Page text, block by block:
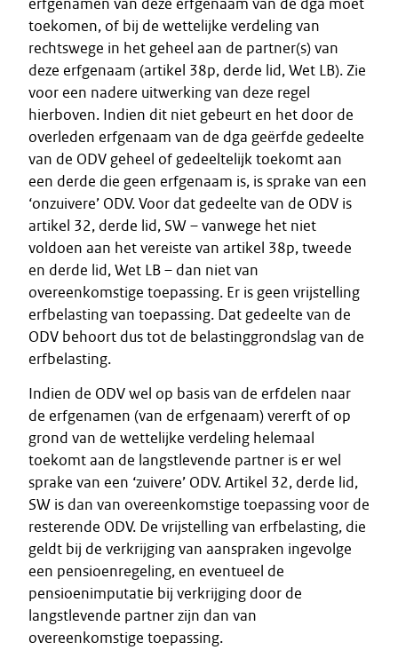
erfgenamen van deze erfgenaam van de dga moet
toekomen, of bij de wettelijke verdeling van
rechtswege in het geheel aan de partner(s) van
deze erfgenaam (artikel 38p, derde lid, Wet LB). Zie
voor een nadere uitwerking van deze regel
hierboven. Indien dit niet gebeurt en het door de
overleden erfgenaam van de dga geërfde gedeelte
van de ODV geheel of gedeeltelijk toekomt aan
een derde die geen erfgenaam is, is sprake van een
‘onzuivere’ ODV. Voor dat gedeelte van de ODV is
artikel 32, derde lid, SW – vanwege het niet
voldoen aan het vereiste van artikel 38p, tweede
en derde lid, Wet LB – dan niet van
overeenkomstige toepassing. Er is geen vrijstelling
erfbelasting van toepassing. Dat gedeelte van de
ODV behoort dus tot de belastinggrondslag van de
erfbelasting.
Indien de ODV wel op basis van de erfdelen naar
de erfgenamen (van de erfgenaam) vererft of op
grond van de wettelijke verdeling helemaal
toekomt aan de langstlevende partner is er wel
sprake van een ‘zuivere’ ODV. Artikel 32, derde lid,
SW is dan van overeenkomstige toepassing voor de
resterende ODV. De vrijstelling van erfbelasting, die
geldt bij de verkrijging van aanspraken ingevolge
een pensioenregeling, en eventueel de
pensioenimputatie bij verkrijging door de
langstlevende partner zijn dan van
overeenkomstige toepassing.